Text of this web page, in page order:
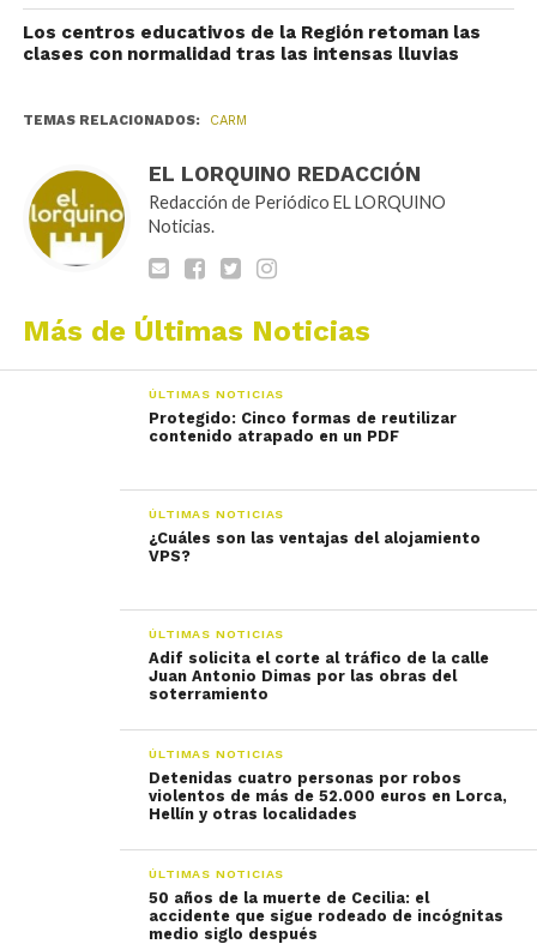
Los centros educativos de la Región retoman las
clases con normalidad tras las intensas lluvias
TEMAS RELACIONADOS: CARM
EL LORQUINO REDACCIÓN
Redacción de Periódico EL LORQUINO
Noticias.
Más de Últimas Noticias
ÚLTIMAS NOTICIAS
Protegido: Cinco formas de reutilizar
contenido atrapado en un PDF
ÚLTIMAS NOTICIAS
¿Cuáles son las ventajas del alojamiento
VPS?
ÚLTIMAS NOTICIAS
Adif solicita el corte al tráfico de la calle
Juan Antonio Dimas por las obras del
soterramiento
ÚLTIMAS NOTICIAS
Detenidas cuatro personas por robos
violentos de más de 52.000 euros en Lorca,
Hellín y otras localidades
ÚLTIMAS NOTICIAS
50 años de la muerte de Cecilia: el
accidente que sigue rodeado de incógnitas
medio siglo después